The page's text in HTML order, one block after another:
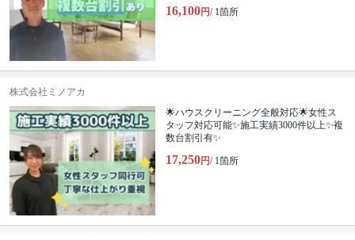
16,100円/ 1箇所
株式会社ミノアカ
🌟ハウスクリーニング全般対応🌟女性ス
タッフ対応可能✨施工実績3000件以上✨複
数台割引有✨
17,250円/ 1箇所